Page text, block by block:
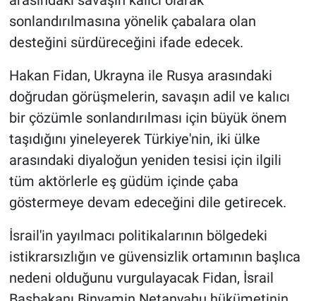
sonlandırılmasına yönelik çabalara olan
desteğini sürdüreceğini ifade edecek.
Hakan Fidan, Ukrayna ile Rusya arasındaki
doğrudan görüşmelerin, savaşın adil ve kalıcı
bir çözümle sonlandırılması için büyük önem
taşıdığını yineleyerek Türkiye'nin, iki ülke
arasındaki diyaloğun yeniden tesisi için ilgili
tüm aktörlerle eş güdüm içinde çaba
göstermeye devam edeceğini dile getirecek.
İsrail'in yayılmacı politikalarının bölgedeki
istikrarsızlığın ve güvensizlik ortamının başlıca
nedeni olduğunu vurgulayacak Fidan, İsrail